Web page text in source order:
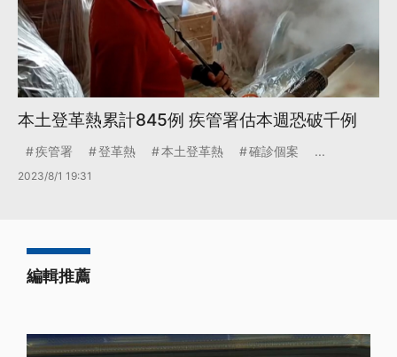
本土登革熱累計845例 疾管署估本週恐破千例
疾管署 登革熱 本土登革熱 確診個案 ...
2023/8/1 19:31
編輯推薦